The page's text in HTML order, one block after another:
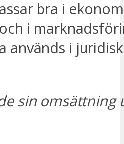
bra i
i
används i
sin omsättning